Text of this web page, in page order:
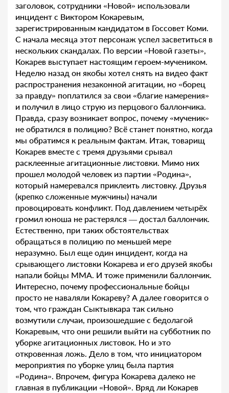
заголовок, сотрудники «Новой» использовали
инцидент с Виктором Кокаревым,
зарегистрированным кандидатом в Госсовет Коми.
С начала месяца этот персонаж успел засветиться в
нескольких скандалах. По версии «Новой газеты»,
Кокарев выступает настоящим героем-мучеником.
Неделю назад он якобы хотел снять на видео факт
распространения незаконной агитации, но «борец
за правду» поплатился за свои «благие намерения»
и получил в лицо струю из перцового баллончика.
Правда, сразу возникает вопрос, почему «мученик»
не обратился в полицию? Всё станет понятно, когда
мы обратимся к реальным фактам. Итак, товарищ
Кокарев вместе с тремя друзьями срывал
расклеенные агитационные листовки. Мимо них
прошел молодой человек из партии «Родина»,
который намеревался приклеить листовку. Друзья
(крепко сложенные мужчины) начали
провоцировать конфликт. Под давлением четырёх
громил юноша не растерялся — достал баллончик.
Естественно, при таких обстоятельствах
обращаться в полицию по меньшей мере
неразумно. Был еще один инцидент, когда на
срывающего листовки Кокарева и его друзей якобы
напали бойцы ММА. И тоже применили баллончик.
Интересно, почему профессиональные бойцы
просто не наваляли Кокареву? А далее говорится о
том, что граждан Сыктывкара так сильно
возмутили случаи, произошедшие с бедолагой
Кокаревым, что они решили выйти на субботник по
уборке агитационных листовок. Но и это
откровенная ложь. Дело в том, что инициатором
мероприятия по уборке улиц была партия
«Родина». Впрочем, фигура Кокарева далеко не
главная в публикации «Новой». Вряд ли Кокарев